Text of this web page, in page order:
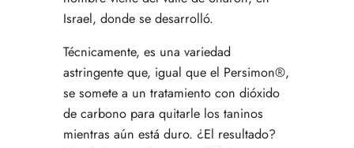
Israel, donde se desarrolló.
Técnicamente, es una variedad
astringente que, igual que el Persimon®,
se somete a un tratamiento con dióxido
de carbono para quitarle los taninos
mientras aún está duro. ¿El resultado?